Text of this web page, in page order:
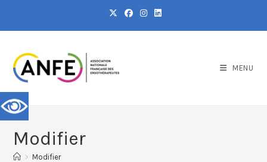
MENU
Modifier
> Modifier